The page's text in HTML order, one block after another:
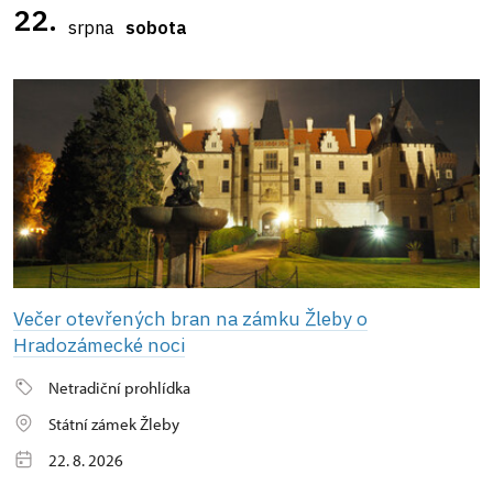
22. srpna sobota
Večer otevřených bran na zámku Žleby o
Hradozámecké noci
Netradiční prohlídka
Státní zámek Žleby
22. 8. 2026